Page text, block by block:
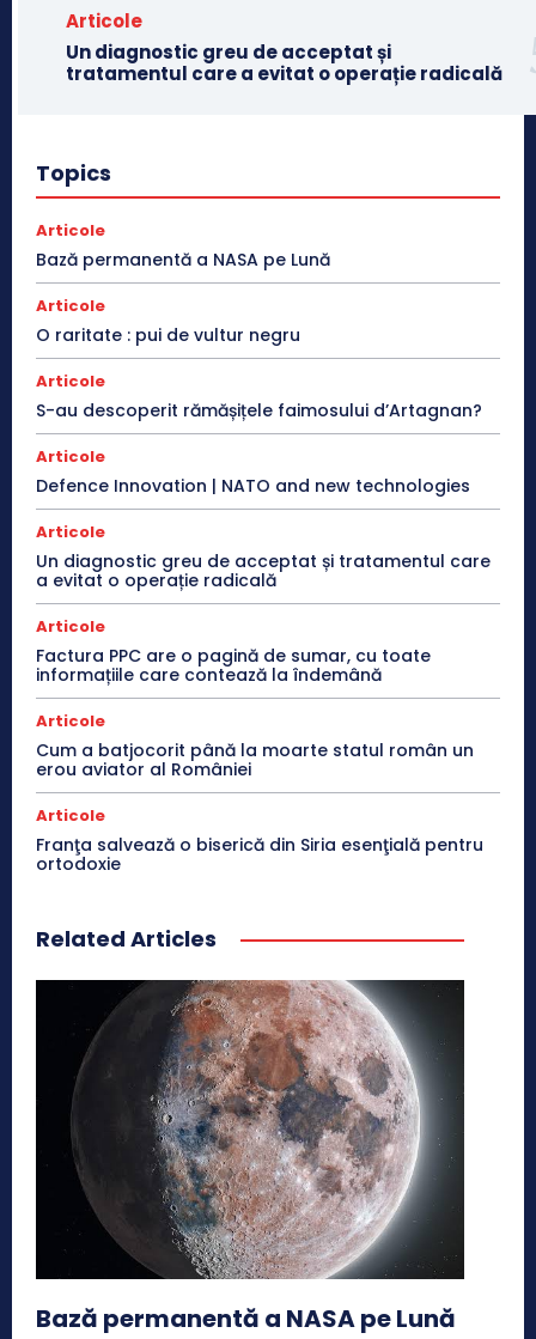
Articole
Un diagnostic greu de acceptat și
tratamentul care a evitat o operație radicală
Topics
Articole
Bază permanentă a NASA pe Lună
Articole
O raritate : pui de vultur negru
Articole
S-au descoperit rămășițele faimosului d’Artagnan?
Articole
Defence Innovation | NATO and new technologies
Articole
Un diagnostic greu de acceptat și tratamentul care
a evitat o operație radicală
Articole
Factura PPC are o pagină de sumar, cu toate
informațiile care contează la îndemână
Articole
Cum a batjocorit până la moarte statul român un
erou aviator al României
Articole
Franţa salvează o biserică din Siria esenţială pentru
ortodoxie
Related Articles
Bază permanentă a NASA pe Lună